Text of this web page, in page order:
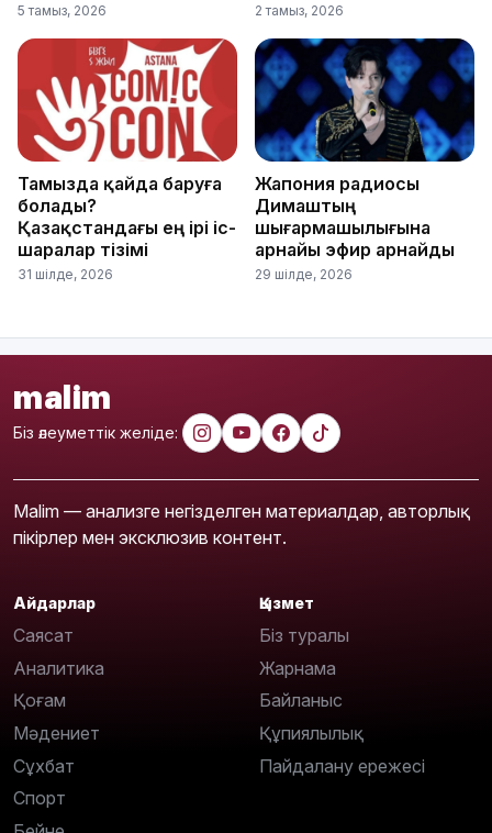
5 тамыз, 2026 2 тамыз, 2026
Тамызда қайда баруға
болады?
Қазақстандағы ең ірі іс-
шаралар тізімі
31 шілде, 2026
Жапония радиосы
Димаштың
шығармашылығына
арнайы эфир арнайды
29 шілде, 2026
malim
Біз әлеуметтік желіде:
Malim — анализге негізделген материалдар, авторлық
пікірлер мен эксклюзив контент.
Айдарлар
Саясат
Аналитика
Қоғам
Мәдениет
Сұхбат
Спорт
Қызмет
Біз туралы
Жарнама
Байланыс
Құпиялылық
Пайдалану ережесі